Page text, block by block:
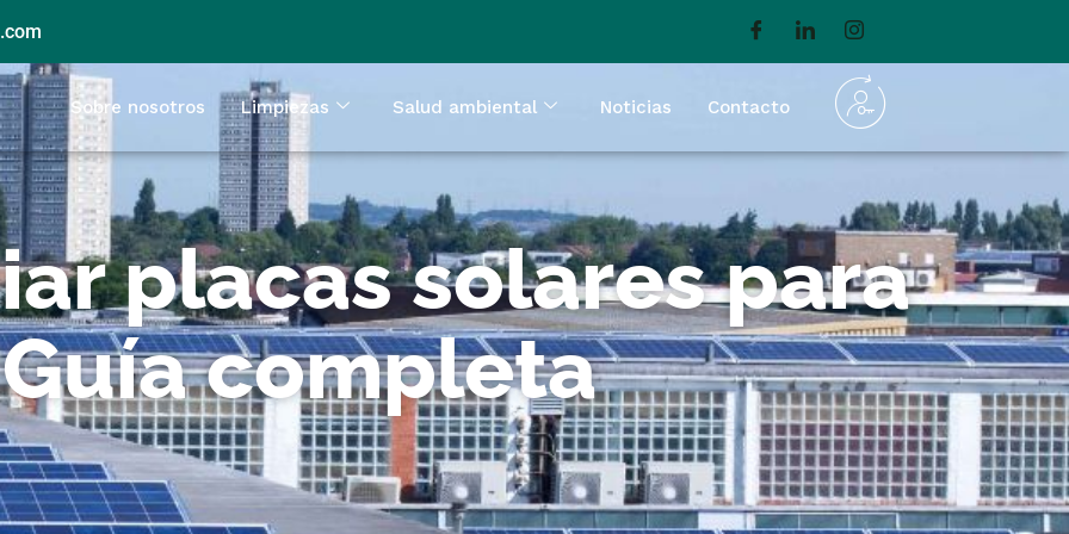
Sobre nosotros Limpiezas Salud ambiental Noticias Contacto
placas solares para
completa